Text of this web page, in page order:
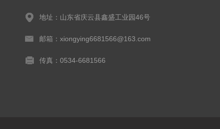
地址：山东省庆云县鑫盛工业园46号
邮箱：xiongying6681566@163.com
传真：0534-6681566